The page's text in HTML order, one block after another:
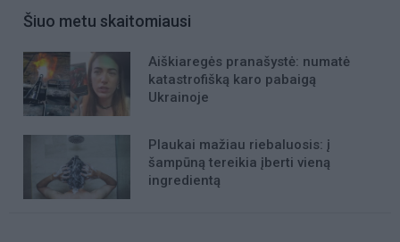
Šiuo metu skaitomiausi
Aiškiaregės pranašystė: numatė
katastrofišką karo pabaigą
Ukrainoje
Plaukai mažiau riebaluosis: į
šampūną tereikia įberti vieną
ingredientą